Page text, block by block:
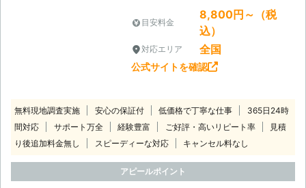
目安料金
8,800円～（税
込）
対応エリア 全国
公式サイトを確認
無料現地調査実施 安心の保証付 低価格で丁寧な仕事
365日24時
間対応
サポート万全 経験豊富 ご好評・高いリピート率
見積
り後追加料金無し
スピーディーな対応 キャンセル料なし
アピールポイント